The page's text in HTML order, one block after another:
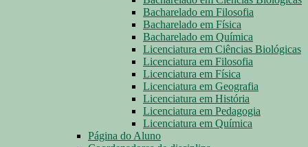
Bacharelado em Filosofia
Bacharelado em Física
Bacharelado em Química
Licenciatura em Ciências Biológicas
Licenciatura em Filosofia
Licenciatura em Física
Licenciatura em Geografia
Licenciatura em História
Licenciatura em Pedagogia
Licenciatura em Química
Página do Aluno